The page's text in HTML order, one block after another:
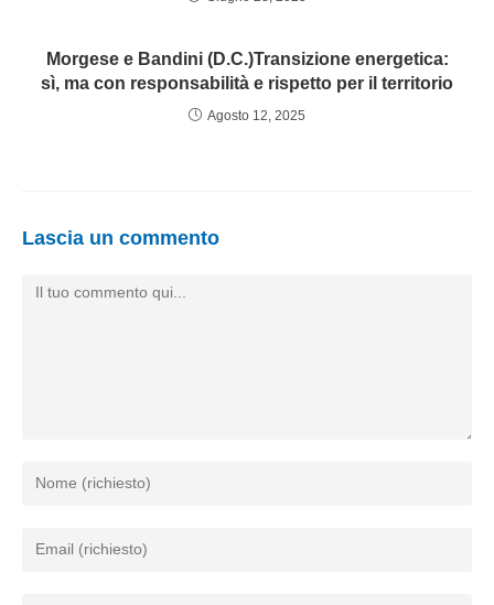
Morgese e Bandini (D.C.)Transizione energetica:
sì, ma con responsabilità e rispetto per il territorio
Agosto 12, 2025
Lascia un commento